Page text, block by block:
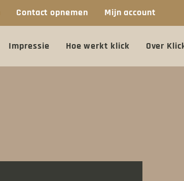
Contact opnemen Mijn account
Impressie Hoe werkt klick Over